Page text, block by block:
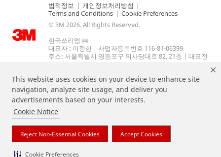
This website uses cookies on your device to enhance site
navigation, analyze site usage, and deliver you
advertisements based on your interests.
Cookie Notice
Reject Non-Essential Cookies Accept Cookies
Cookie Preferences
법적정보 | 개인정보처리방침 |
Terms and Conditions | Cookie Preferences
© 3M 2026. All Rights Reserved.
한국쓰리엠 ㈜
대표자 : 이정한 | 사업자등록번호 116-81-06399
주소: 서울특별시 영등포구 의사당대로 82, 21층 | 대표전
화: 080-033-4114.
상기 열거된 브랜드는 3M의 상표입니다.